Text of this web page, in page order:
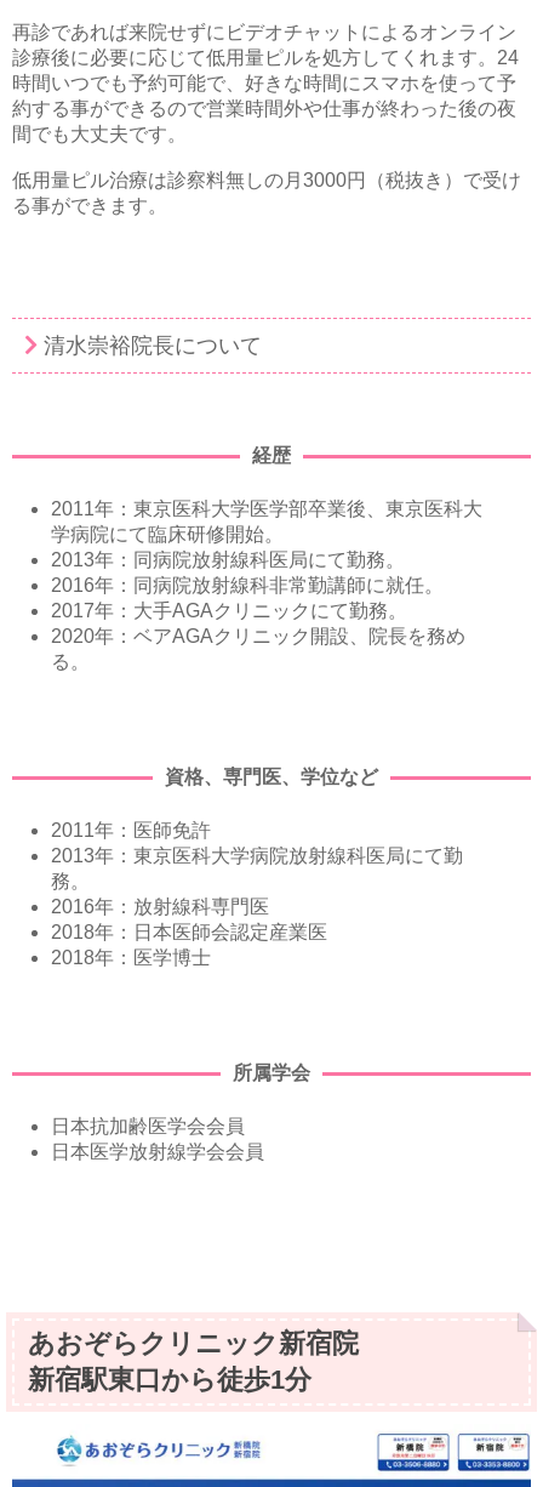
再診であれば来院せずにビデオチャットによるオンライン
診療後に必要に応じて低用量ピルを処方してくれます。24
時間いつでも予約可能で、好きな時間にスマホを使って予
約する事ができるので営業時間外や仕事が終わった後の夜
間でも大丈夫です。
低用量ピル治療は診察料無しの月3000円（税抜き）で受け
る事ができます。
清水崇裕院長について
経歴
2011年：東京医科⼤学医学部卒業後、東京医科⼤
学病院にて臨床研修開始。
2013年：同病院放射線科医局にて勤務。
2016年：同病院放射線科⾮常勤講師に就任。
2017年：⼤⼿AGAクリニックにて勤務。
2020年：ベアAGAクリニック開設、院⻑を務め
る。
資格、専⾨医、学位など
2011年：医師免許
2013年：東京医科大学病院放射線科医局にて勤
務。
2016年：放射線科専⾨医
2018年：⽇本医師会認定産業医
2018年：医学博⼠
所属学会
⽇本抗加齢医学会会員
⽇本医学放射線学会会員
あおぞらクリニック新宿院
新宿駅東口から徒歩1分